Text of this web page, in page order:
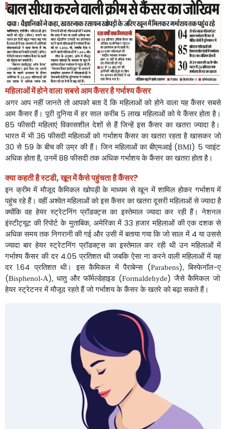
महिलाओंमेंहोनेवालासबसेआमकैंसरहैगर्भाश्यकैंसर
अगर आप नहीं जानते तो आपको बता दें कि महिलाओं को होने वाला यह कैंसर सबसे
आम कैंसर हैं। पूरी दुनिया में हर साल करीब5लाख महिलाओं को ये कैंसर होता है।
85फीसदी महिलाएं विकासशील देशों से हैं जिन्हें इस कैंसर का खतरा ज्यादा है।
भारत में भी36फीसदी महिलाओं को गर्भाशय कैंसर का खतरा रहता है खासकर जो
30से59के बीच की उम्र की हैं। जिन महिलाओं का बीएमआई(BMI) 5प्वाइंट
अधिक होता है,उनमें 88फीसदी तक अधिक गर्भाशय के कैंसर का खतरा होता है।
क्याकहतीहैस्टडी,खूनमेंकैसेपहुंचताहैकैंसर?
इन क्रीम में मौजूद कैमिकल खोपड़ी के माध्यम से खून में शामिल होकर गर्भाशय में
पहुंच रहे हैं। वहीं अश्वेत महिलाओं को इस कैंसर का खतरा दूसरी महिलाओं से ज्यादा है
क्योंकि वह हेयर स्ट्रेटनिंग प्रॉडक्ट्स का इस्तेमाल ज्यादा कर रही हैं। नेशनल
इंस्टीट्यूट की रिपोर्ट के मुताबिक, अमेरिका में33हजार महिलाओं की एक दशक से
अधिक समय तक निगरानी की गई और उसी में बताया गया कि जो साल में4या उससे
ज्यादा बार हेयर स्ट्रेटनिंग प्रॉडक्ट्स का इस्तेमाल कर रही थी उन महिलाओं में
गर्भाश्य कैंसर की दर4.05प्रतिशत थी जबकि ऐसा ना करने वाली महिलाओं में यह
दर 1.64प्रतिशत थी। इस कैमिकल में पैराबेन्स(Parabens),बिस्फेनॉल-ए
(Bisphenol-A),धातु और फॉर्मल्डेहाइड(Formaldehyde)जैसे कैमिकल जो
हेयर स्ट्रेटनर में मौजूद रहते हैं जो गर्भाशय के कैंसर के खतरे को बढ़ा सकते हैं।